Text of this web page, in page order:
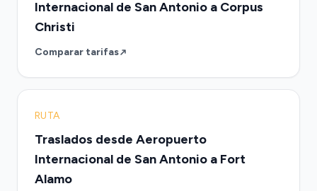
Internacional de San Antonio a Corpus
Christi
Comparar tarifas
RUTA
Traslados desde Aeropuerto
Internacional de San Antonio a Fort
Alamo